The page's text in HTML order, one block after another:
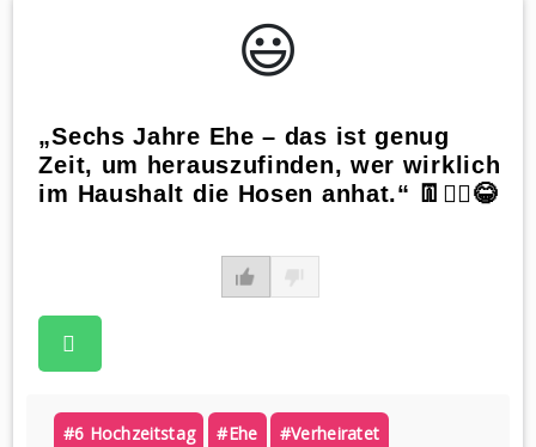
😃️
„Sechs Jahre Ehe – das ist genug
Zeit, um herauszufinden, wer wirklich
im Haushalt die Hosen anhat.“ 👖🤷‍♂️😂
#6 Hochzeitstag #ehe #verheiratet